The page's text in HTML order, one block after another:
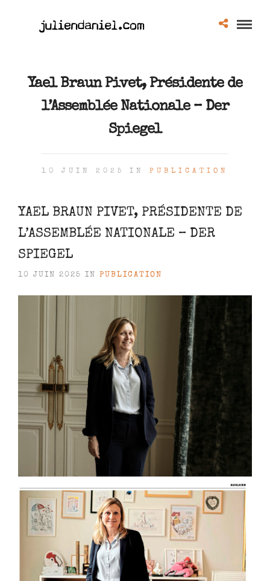
Yael Braun Pivet, Présidente de
l’Assemblée Nationale – Der
Spiegel
10 JUIN 2025 IN PUBLICATION
YAEL BRAUN PIVET, PRÉSIDENTE DE
L’ASSEMBLÉE NATIONALE – DER
SPIEGEL
10 JUIN 2025 IN PUBLICATION